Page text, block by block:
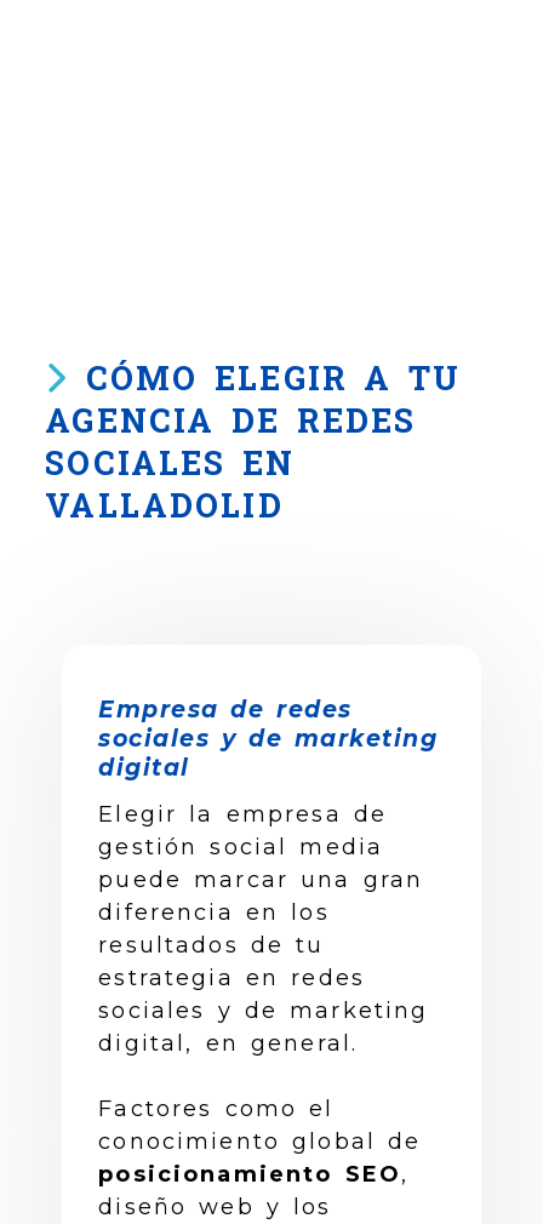
CÓMO ELEGIR A TU
AGENCIA DE REDES
SOCIALES EN
VALLADOLID
Empresa de redes
sociales y de marketing
digital
Elegir la empresa de
gestión social media
puede marcar una gran
diferencia en los
resultados de tu
estrategia en redes
sociales y de marketing
digital, en general.
Factores como el
conocimiento global de
posicionamiento SEO,
diseño web y los